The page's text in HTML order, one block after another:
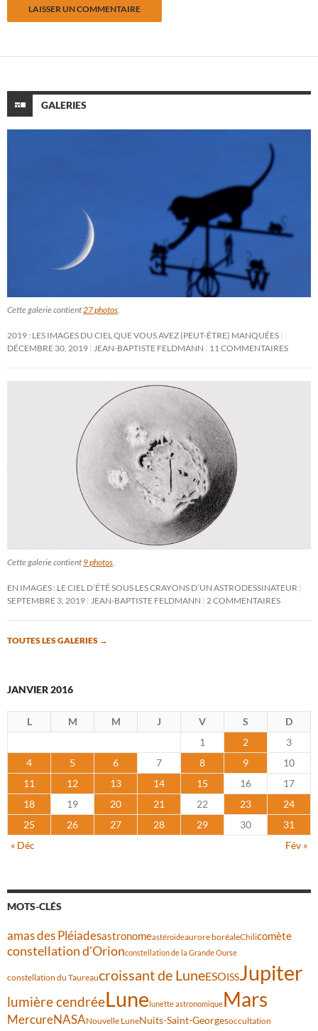
GALERIES
Cette galerie contient27 photos.
2019 : LES IMAGES DU CIEL QUE VOUS AVEZ (PEUT-ÊTRE) MANQUÉES
DÉCEMBRE 30, 2019 JEAN-BAPTISTE FELDMANN 11 COMMENTAIRES
Cette galerie contient 9 photos.
EN IMAGES : LE CIEL D’ÉTÉ SOUS LES CRAYONS D’UN ASTRODESSINATEUR
SEPTEMBRE 3, 2019 JEAN-BAPTISTE FELDMANN 2 COMMENTAIRES
TOUTES LES GALERIES →
JANVIER 2016
L M M J V S
D
1
2
3
4
5 6 7 8 9
10
11
12 13 14 15 16
17
18
19 20 21 22 23
24
25
26 27 28 29 30
31
« Déc
Fév »
MOTS-CLÉS
amas des Pléiadesastronomeastéroïdeaurore boréaleChilicomète
constellation d'Orionconstellation de la Grande Ourse
constellation du Taureaucroissant de LuneESOISSJupiter
lumière cendréeLune lunette astronomiqueMars
MercureNASANouvelle LuneNuits-Saint-Georgesoccultation